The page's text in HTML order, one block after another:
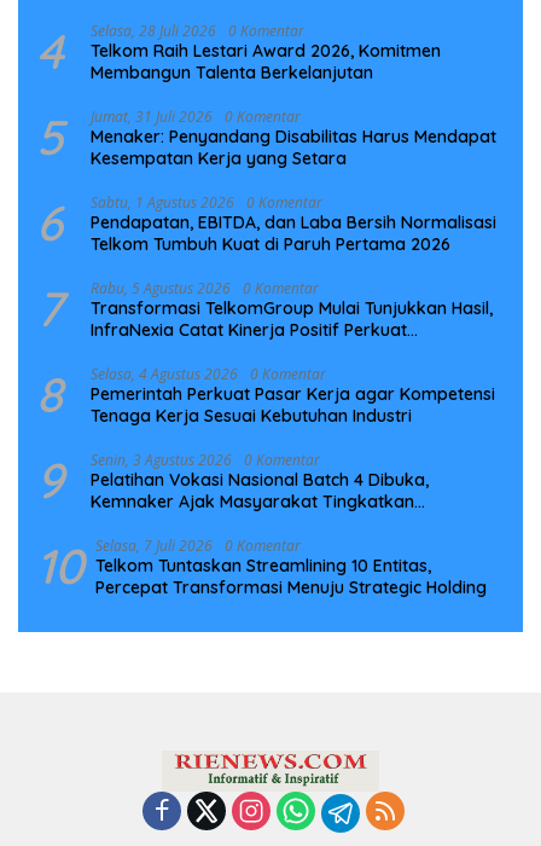
4 Selasa, 28 Juli 2026 0 Komentar
Telkom Raih Lestari Award 2026, Komitmen
Membangun Talenta Berkelanjutan
5 Jumat, 31 Juli 2026 0 Komentar
Menaker: Penyandang Disabilitas Harus Mendapat
Kesempatan Kerja yang Setara
6 Sabtu, 1 Agustus 2026 0 Komentar
Pendapatan, EBITDA, dan Laba Bersih Normalisasi
Telkom Tumbuh Kuat di Paruh Pertama 2026
7 Rabu, 5 Agustus 2026 0 Komentar
Transformasi TelkomGroup Mulai Tunjukkan Hasil,
InfraNexia Catat Kinerja Positif Perkuat
8 Selasa, 4 Agustus 2026 0 Komentar
Pemerintah Perkuat Pasar Kerja agar Kompetensi
Tenaga Kerja Sesuai Kebutuhan Industri
9 Senin, 3 Agustus 2026 0 Komentar
Pelatihan Vokasi Nasional Batch 4 Dibuka,
Kemnaker Ajak Masyarakat Tingkatkan
10 Selasa, 7 Juli 2026 0 Komentar
Telkom Tuntaskan Streamlining 10 Entitas,
Percepat Transformasi Menuju Strategic Holding